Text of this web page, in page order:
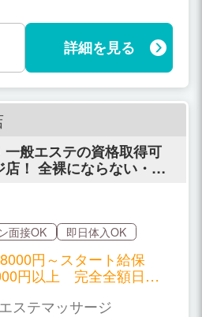
間だけ」という限定出勤
詳細を見る
一般エステの資格取得可
！ 全裸にならない・フ
面接OK 即日体入OK
円～スタート給保
円以上 完全全額日払
る独自システムです！ 6
ステマッサージ